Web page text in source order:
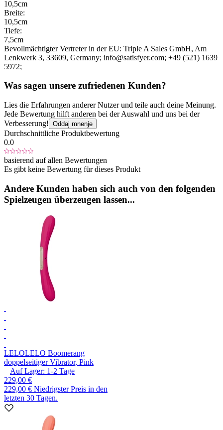
10,5cm
Breite:
10,5cm
Tiefe:
7,5cm
Bevollmächtigter Vertreter in der EU: Triple A Sales GmbH, Am
Lenkwerk 3, 33609, Germany; info@satisfyer.com; +49 (521) 1639
5972;
Was sagen unsere zufriedenen Kunden?
Lies die Erfahrungen anderer Nutzer und teile auch deine Meinung.
Jede Bewertung hilft anderen bei der Auswahl und uns bei der
Verbesserung! Oddaj mnenje
Durchschnittliche Produktbewertung
0.0
basierend auf allen Bewertungen
Es gibt keine Bewertung für dieses Produkt
Andere Kunden haben sich auch von den folgenden
Spielzeugen überzeugen lassen...
LELOLELO Boomerang
doppelseitiger Vibrator, Pink
Auf Lager: 1-2 Tage
229,00 €
229,00 € Niedrigster Preis in den
letzten 30 Tagen.